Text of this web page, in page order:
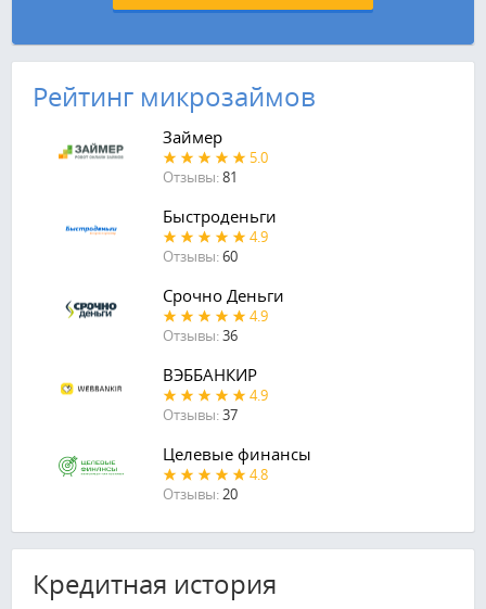
Рейтинг микрозаймов
Займер
5.0
Отзывы:81
Быстроденьги
4.9
Отзывы:60
Срочно Деньги
4.9
Отзывы:36
ВЭББАНКИР
4.9
Отзывы:37
Целевые финансы
4.8
Отзывы:20
Кредитная история